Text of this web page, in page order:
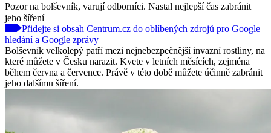
Pozor na bolševník, varují odborníci. Nastal nejlepší čas zabránit
jeho šíření
Přidejte si obsah Centrum.cz do oblíbených zdrojů pro Google
hledání a Google zprávy
Bolševník velkolepý patří mezi nejnebezpečnější invazní rostliny, na
které můžete v Česku narazit. Kvete v letních měsících, zejména
během června a července. Právě v této době můžete účinně zabránit
jeho dalšímu šíření.